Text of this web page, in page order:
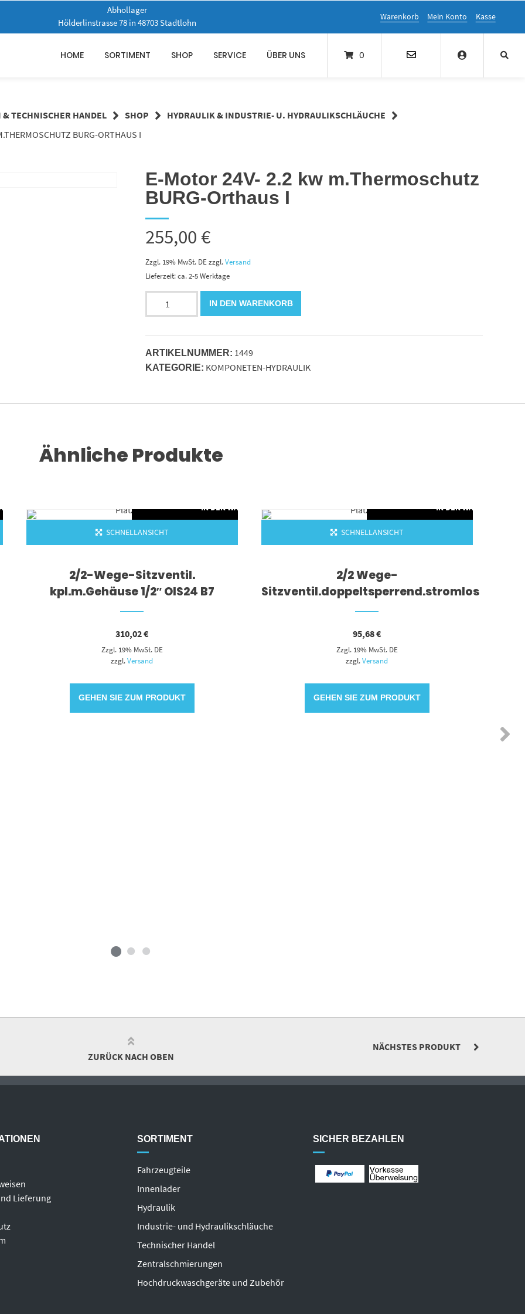
Abhollager
Hölderlinstrasse 78 in 48703 Stadtlohn
Warenkorb Mein Konto Kasse
HOME SORTIMENT SHOP SERVICE ÜBER UNS 0
TECHNISCHER HANDEL SHOP
HYDRAULIK & INDUSTRIE- U. HYDRAULIKSCHLÄUCHE
BURG-ORTHAUS I
E-Motor 24V- 2.2 kw m.Thermoschutz
BURG-Orthaus I
255,00€
Zzgl. 19% MwSt. DE zzgl.Versand
Lieferzeit: ca. 2-5 Werktage
Motor
2.2
kw
m.Thermoschutz
IN DEN WARENKORB
ARTIKELNUMMER: 1449
KATEGORIE: KOMPONETEN-HYDRAULIK
Ähnliche Produkte
IN DEN WARENKORB
SCHNELLANSICHT
2/2-Wege-Sitzventil.
kpl.m.Gehäuse 1/2″ OIS24 B7
310,02€
Zzgl. 19% MwSt. DE
zzgl.Versand
GEHEN SIE ZUM PRODUKT
IN DEN WARENKORB
SCHNELLANSICHT
2/2 Wege-
Sitzventil.doppeltsperrend.stromlos
95,68€
Zzgl. 19% MwSt. DE
zzgl.Versand
GEHEN SIE ZUM PRODUKT
NÄCHSTES PRODUKT
ZURÜCK NACH OBEN
Lieferung
SORTIMENT
Fahrzeugteile
Innenlader
Hydraulik
Industrie- und Hydraulikschläuche
Technischer Handel
Zentralschmierungen
Hochdruckwaschgeräte und Zubehör
SICHER BEZAHLEN